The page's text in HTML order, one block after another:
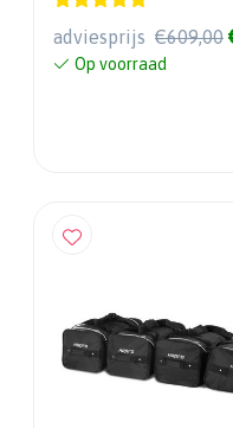
adviesprijs €609,00
Op voorraad